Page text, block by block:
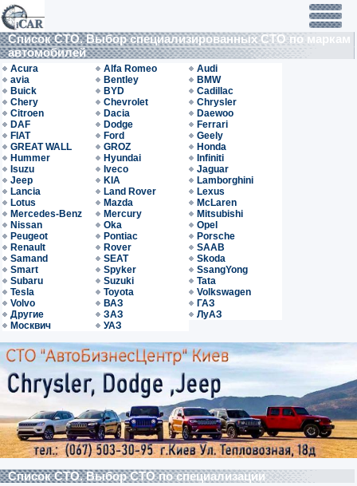
Список СТО. Выбор специализированных СТО по маркам
автомобилей
Acura Alfa Romeo
Audi
avia
Bentley
BMW
Buick
BYD
Cadillac
Chery
Chevrolet
Chrysler
Citroen
Dacia
Daewoo
DAF
Dodge
Ferrari
FIAT
Ford
Geely
GREAT WALL
GROZ
Honda
Hummer
Hyundai
Infiniti
Isuzu
Iveco
Jaguar
Jeep
KIA
Lamborghini
Lancia
Land Rover
Lexus
Lotus
Mazda
McLaren
Mercedes-Benz
Mercury
Mitsubishi
Nissan
Oka
Opel
Peugeot
Pontiac
Porsche
Renault
Rover
SAAB
Samand
SEAT
Skoda
Smart
Spyker
SsangYong
Subaru
Suzuki
Tata
Tesla
Toyota
Volkswagen
Volvo
ВАЗ
ГАЗ
Другие
ЗАЗ
ЛуАЗ
Москвич
УАЗ
Список СТО. Выбор СТО по специализации